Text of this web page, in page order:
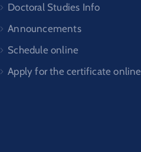
Doctoral Studies Info
Announcements
Schedule online
Apply for the certificate online